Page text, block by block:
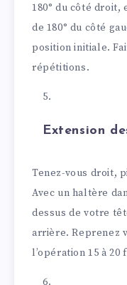
180° du côté droit,
de 180° du côté
position initiale.
répétitions.
Extension
Tenez-vous droit,
Avec un haltère
dessus de votre
arrière. Reprenez
l’opération 15 à 20